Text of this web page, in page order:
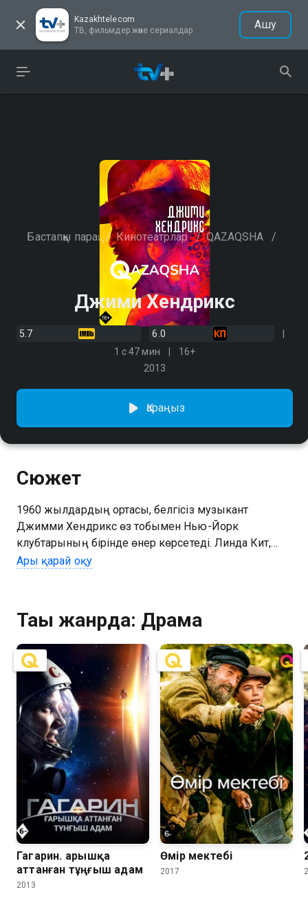
Kazakhtelecom
ТВ, фильмдер және сериалдар
Ашу
Бастапқы парақ / Кинотеатрлар / QAZAQSHA /
Джими Хендрикс
5.7
6.0
1 с 47 мин
16+
2013
Қараңыз
Сюжет
1960 жылдардың ортасы, белгісіз музыкант
Джимми Хендрикс өз тобымен Нью-Йорк
клубтарының бірінде өнер көрсетеді. Линда Кит,
Роллинг Стоунс Кит Ричардстың сүйіктісі, оның
Ары қарай оқу
Тағы жанрда: Драма
7.1 6.5
Гагарин. Ғарышқа
аттанған тұңғыш адам
2013
8.3 6.9
Өмір мектебі
2017